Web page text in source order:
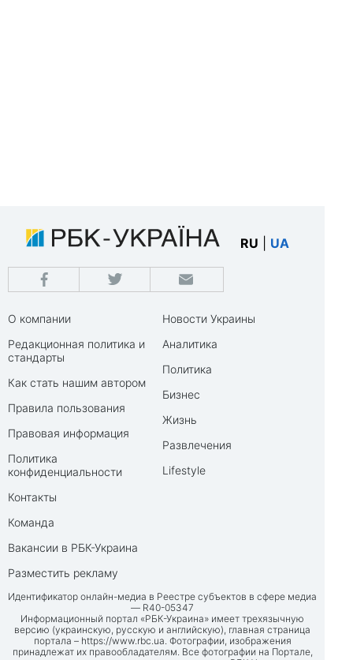
RU UA
О компании
Редакционная политика и
стандарты
Как стать нашим автором
Правила пользования
Правовая информация
Политика
конфиденциальности
Контакты
Команда
Вакансии в РБК-Украина
Разместить рекламу
Новости Украины
Аналитика
Политика
Бизнес
Жизнь
Развлечения
Lifestyle
Идентификатор онлайн-медиа в Реестре субъектов в сфере медиа
— R40-05347
Информационный портал «РБК-Украина» имеет трехязычную
версию (украинскую, русскую и английскую), главная страница
портала – https://www.rbc.ua. Фотографии, изображения
принадлежат их правообладателям. Все фотографии на Портале,